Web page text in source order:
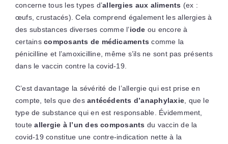
concerne tous les types d’allergies aux aliments (ex :
œufs, crustacés). Cela comprend également les allergies à
des substances diverses comme l’iode ou encore à
certainscomposants de médicaments comme la
pénicilline et l’amoxicilline, même s’ils ne sont pas présents
dans le vaccin contre la covid-19.
C’est davantage la sévérité de l’allergie qui est prise en
compte, tels que desantécédents d’anaphylaxie , que le
type de substance qui en est responsable. Évidemment,
touteallergie à l’un des composants du vaccin de la
covid-19 constitue une contre-indication nette à la